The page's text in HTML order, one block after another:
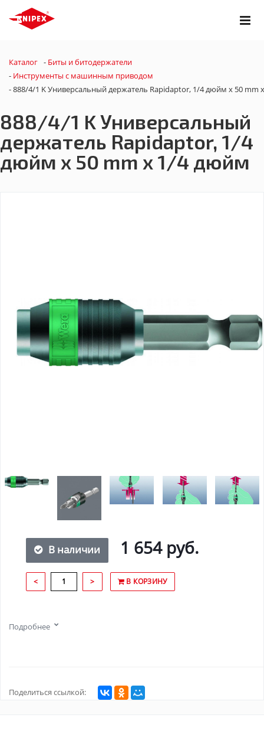
Каталог - Биты и битодержатели
- Инструменты с машинным приводом
-888/4/1 K Универсальный держатель Rapidaptor, 1/4 дюйм x 50 mm
888/4/1 K Универсальный
держатель Rapidaptor, 1/4
дюйм x 50 mm x 1/4 дюйм
В наличии 1 654 руб.
< > В КОРЗИНУ
Подробнее
Поделиться ссылкой: